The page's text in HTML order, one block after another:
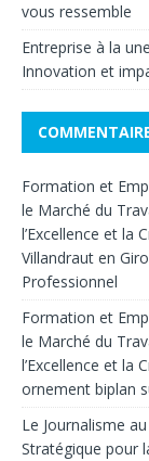
vous ressemble
Entreprise à la
Innovation et
Formation et
le Marché du
l’Excellence et la
Villandraut en
Professionnel
Formation et
le Marché du
l’Excellence et la
ornement biplan
Le Journalisme
Stratégique pour